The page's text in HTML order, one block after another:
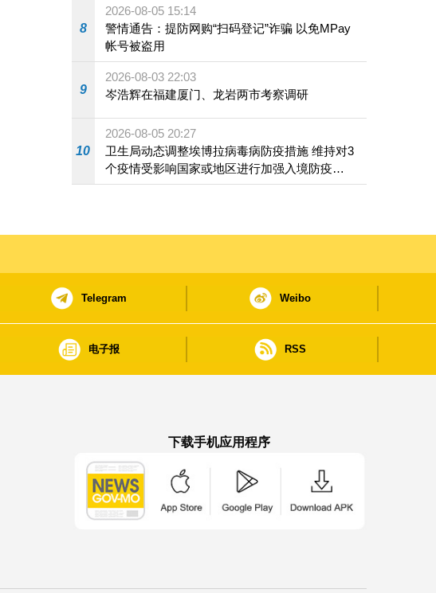
8
2026-08-05 15:14
警情通告：提防网购“扫码登记”诈骗 以免MPay
帐号被盗用
9
2026-08-03 22:03
岑浩辉在福建厦门、龙岩两市考察调研
10
2026-08-05 20:27
卫生局动态调整埃博拉病毒病防疫措施 维持对3
个疫情受影响国家或地区进行加强入境防疫措
施
Telegram Weibo
电子报 RSS
下载手机应用程序